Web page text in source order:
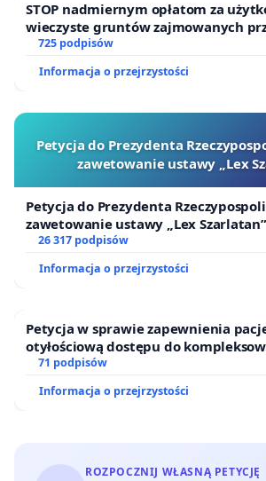
STOP nadmiernym opłatom za
wieczyste gruntów zajmowanych
ogrody działkowe.
725 podpisów
Informacja o przejrzystości
Petycja do Prezydenta
zawetowanie ustawy „Lex
Petycja do Prezydenta
zawetowanie ustawy „Lex Szarlatan”
26 317 podpisów
Informacja o przejrzystości
Petycja w sprawie zapewnienia
otyłościową dostępu do
oraz programów profilaktycznych.
71 podpisów
Informacja o przejrzystości
ROZPOCZNIJ WŁASNĄ PETYCJĘ